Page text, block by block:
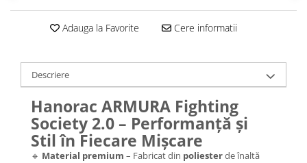
Adauga la Favorite Cere informatii
Descriere
Hanorac ARMURA Fighting
Society 2.0 – Performanță și
Stil în Fiecare Mișcare
🔹 Material premium – Fabricat din poliesterde înaltă